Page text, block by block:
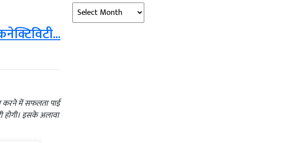
करने में सफलता पाई
इसके अलावा
Archives